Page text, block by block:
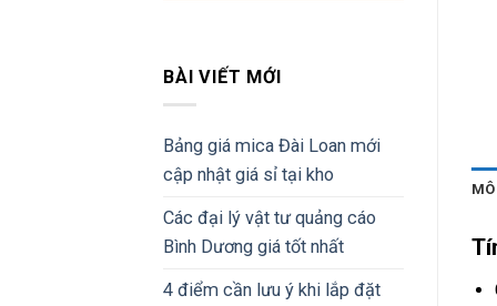
BÀI VIẾT MỚI
Bảng giá mica Đài Loan mới
cập nhật giá sỉ tại kho
Các đại lý vật tư quảng cáo
Bình Dương giá tốt nhất
4 điểm cần lưu ý khi lắp đặt